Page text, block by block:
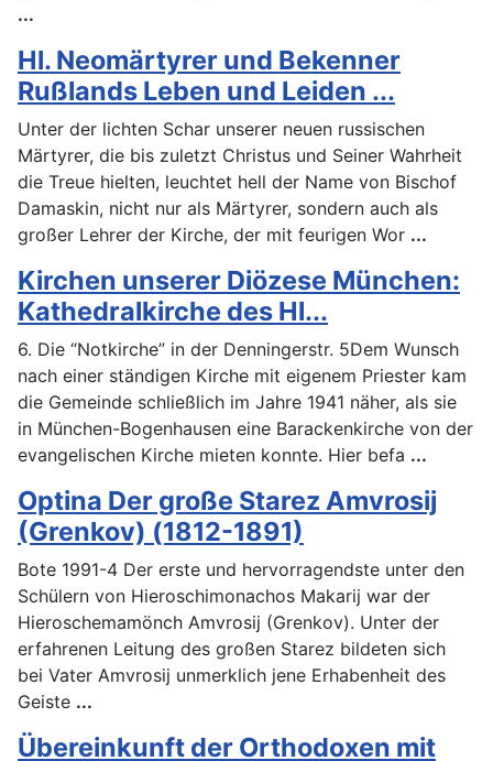
...
Hl. Neomärtyrer und Bekenner
Rußlands Leben und Leiden ...
Unter der lichten Schar unserer neuen russischen
Märtyrer, die bis zuletzt Christus und Seiner Wahrheit
die Treue hielten, leuchtet hell der Name von Bischof
Damaskin, nicht nur als Märtyrer, sondern auch als
großer Lehrer der Kirche, der mit feurigen Wor ...
Kirchen unserer Diözese München:
Kathedralkirche des Hl...
6. Die “Notkirche” in der Denningerstr. 5Dem Wunsch
nach einer ständigen Kirche mit eigenem Priester kam
die Gemeinde schließlich im Jahre 1941 näher, als sie
in München-Bogenhausen eine Barackenkirche von der
evangelischen Kirche mieten konnte. Hier befa ...
Optina Der große Starez Amvrosij
(Grenkov) (1812-1891)
Bote 1991-4 Der erste und hervorragendste unter den
Schülern von Hieroschimonachos Makarij war der
Hieroschemamönch Amvrosij (Grenkov). Unter der
erfahrenen Leitung des großen Starez bildeten sich
bei Vater Amvrosij unmerklich jene Erhabenheit des
Geiste ...
Übereinkunft der Orthodoxen mit